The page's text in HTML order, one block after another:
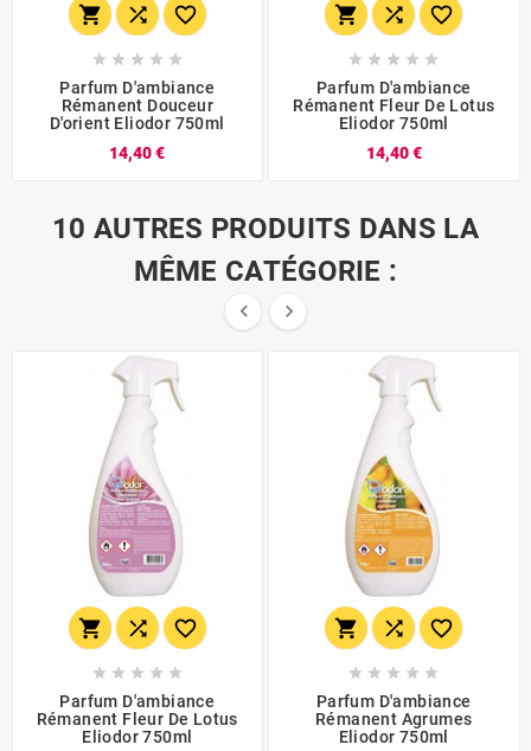
  
    
Parfum D'ambiance
Rémanent Douceur
D'orient Eliodor 750ml
14,40 €
  
    
Parfum D'ambiance
Rémanent Fleur De Lotus
Eliodor 750ml
14,40 €
10 AUTRES PRODUITS DANS LA
MÊME CATÉGORIE :
 
  
    
Parfum D'ambiance
Rémanent Fleur De Lotus
Eliodor 750ml
  
    
Parfum D'ambiance
Rémanent Agrumes
Eliodor 750ml